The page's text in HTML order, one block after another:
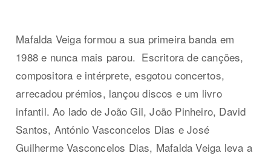
Mafalda Veiga formou a sua primeira banda em
1988 e nunca mais parou. Escritora de canções,
compositora e intérprete, esgotou concertos,
arrecadou prémios, lançou discos e um livro
infantil. Ao lado de João Gil, João Pinheiro, David
Santos, António Vasconcelos Dias e José
Guilherme Vasconcelos Dias, Mafalda Veiga leva a